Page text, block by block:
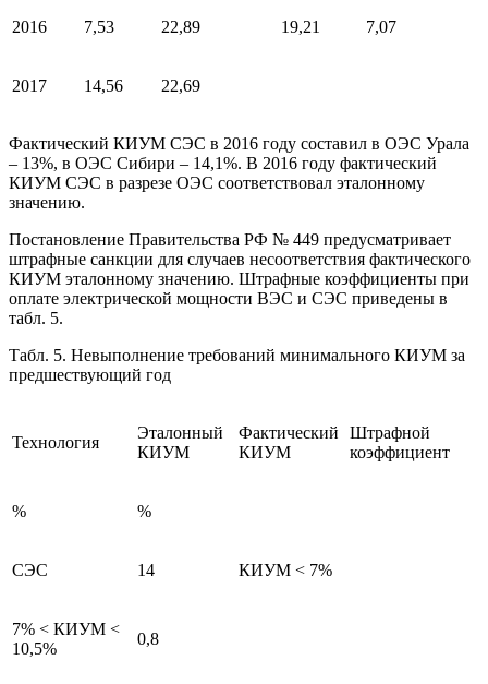
2016 7,53 22,89 19,21 7,07
2017 14,56 22,69
Фактический КИУМ СЭС в 2016 году составил в ОЭС Урала
– 13%, в ОЭС Сибири – 14,1%. В 2016 году фактический
КИУМ СЭС в разрезе ОЭС соответствовал эталонному
значению.
Постановление Правительства РФ № 449 предусматривает
штрафные санкции для случаев несоответствия фактического
КИУМ эталонному значению. Штрафные коэффициенты при
оплате электрической мощности ВЭС и СЭС приведены в
табл. 5.
Табл. 5. Невыполнение требований минимального КИУМ за
предшествующий год
Технология
Эталонный
КИУМ
Фактический
КИУМ
Штрафной
коэффициент
% %
СЭС 14 КИУМ < 7%
7% < КИУМ <
10,5%
0,8